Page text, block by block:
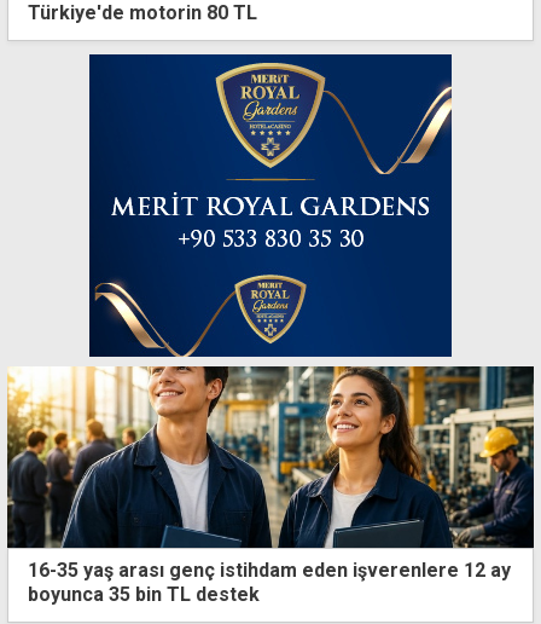
Türkiye'de motorin 80 TL
16-35 yaş arası genç istihdam eden işverenlere 12 ay
boyunca 35 bin TL destek